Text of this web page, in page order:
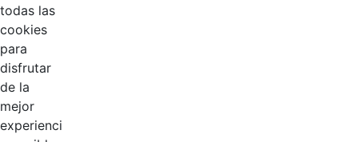
todas las
cookies
para
disfrutar
de la
mejor
experienci